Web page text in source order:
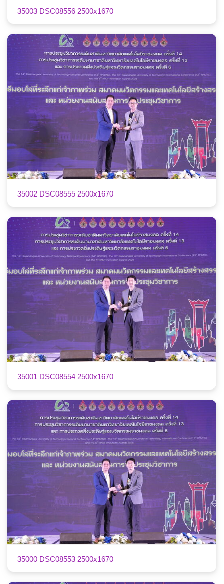
35003 DSC08556 2500x1670
35002 DSC08555 2500x1670
35001 DSC08554 2500x1670
35000 DSC08553 2500x1670